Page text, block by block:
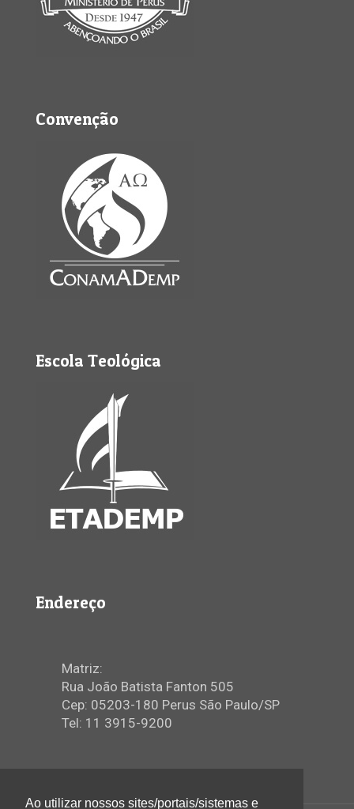
Convenção
Escola Teológica
Endereço
Matriz:
Rua João Batista Fanton 505
Cep: 05203-180 Perus São Paulo/SP
Tel: 11 3915-9200
Ao utilizar nossos sites/portais/sistemas e